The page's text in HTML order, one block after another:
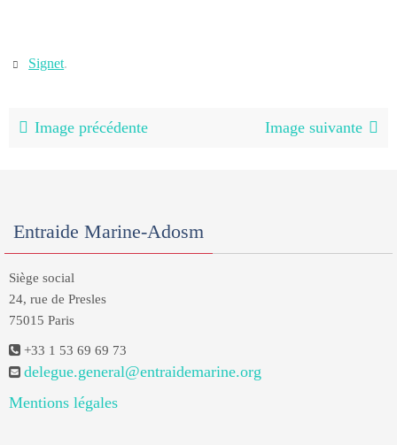
Signet.
Image précédente Image suivante
Entraide Marine-Adosm
Siège social
24, rue de Presles
75015 Paris
+33 1 53 69 69 73
delegue.general@entraidemarine.org
Mentions légales